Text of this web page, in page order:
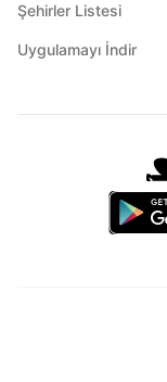
Şehirler Listesi
Uygulamayı İndir